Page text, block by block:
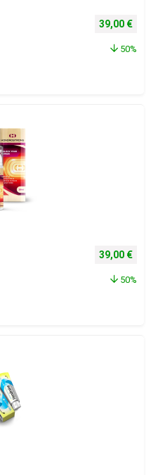
Izvorna
39,00 €
50%
Izvorna
39,00 €
50%